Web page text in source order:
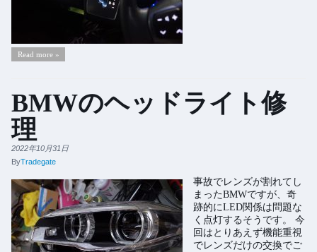
Read more »
BMWのヘッドライト修
理
2022年10月31日
ByTradegate
事故でレンズが割れてし
まったBMWですが、奇
跡的にLED関係は問題な
く点灯するそうです。 今
回はとりあえず機能重視
でレンズだけの交換でご